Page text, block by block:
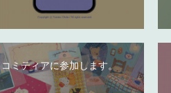
コミティアに参加します。